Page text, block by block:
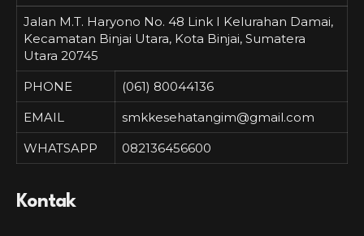
Jalan M.T. Haryono No. 48 Link I Kelurahan Damai,
Kecamatan Binjai Utara, Kota Binjai, Sumatera
Utara 20745
PHONE
(061) 80044136
EMAIL
smkkesehatangim@gmail.com
WHATSAPP
082136456600
Kontak